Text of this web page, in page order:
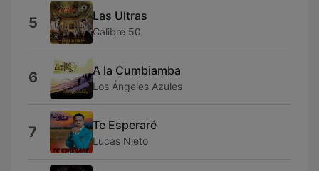
5 Las Ultras
Calibre 50
6 A la Cumbiamba
Los Ángeles Azules
7 Te Esperaré
Lucas Nieto